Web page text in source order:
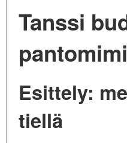
Tanssi
Esittely:
tiellä